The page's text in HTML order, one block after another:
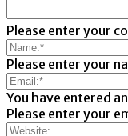
Please enter your
Please enter your
You have entered
Please enter your